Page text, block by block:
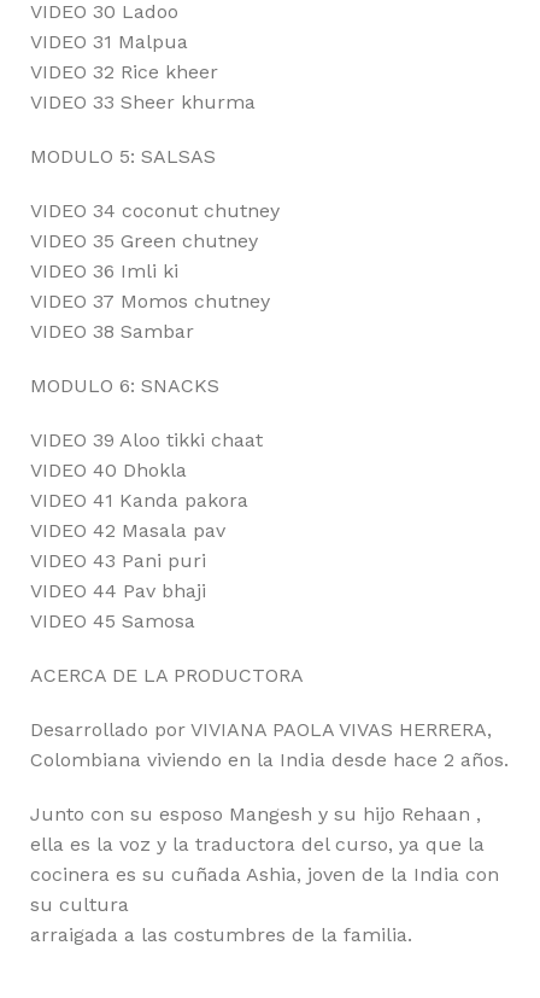
VIDEO 30 Ladoo
VIDEO 31 Malpua
VIDEO 32 Rice kheer
VIDEO 33 Sheer khurma
MODULO 5: SALSAS
VIDEO 34 coconut chutney
VIDEO 35 Green chutney
VIDEO 36 Imli ki
VIDEO 37 Momos chutney
VIDEO 38 Sambar
MODULO 6: SNACKS
VIDEO 39 Aloo tikki chaat
VIDEO 40 Dhokla
VIDEO 41 Kanda pakora
VIDEO 42 Masala pav
VIDEO 43 Pani puri
VIDEO 44 Pav bhaji
VIDEO 45 Samosa
ACERCA DE LA PRODUCTORA
Desarrollado por VIVIANA PAOLA VIVAS HERRERA,
Colombiana viviendo en la India desde hace 2 años.
Junto con su esposo Mangesh y su hijo Rehaan ,
ella es la voz y la traductora del curso, ya que la
cocinera es su cuñada Ashia, joven de la India con
su cultura
arraigada a las costumbres de la familia.